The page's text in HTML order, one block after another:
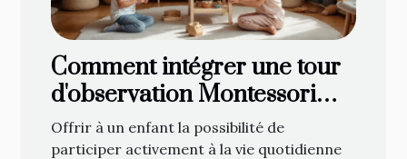
Comment intégrer une tour
d'observation Montessori
dans votre foyer
Offrir à un enfant la possibilité de
participer activement à la vie quotidienne